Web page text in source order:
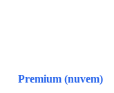
Premium (nuvem)